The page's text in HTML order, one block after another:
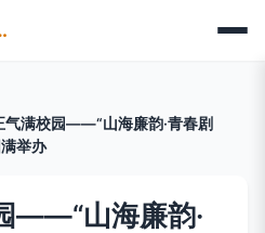
限公司
气满校园——“山海廉韵·青春剧
举办
——“山海廉韵·